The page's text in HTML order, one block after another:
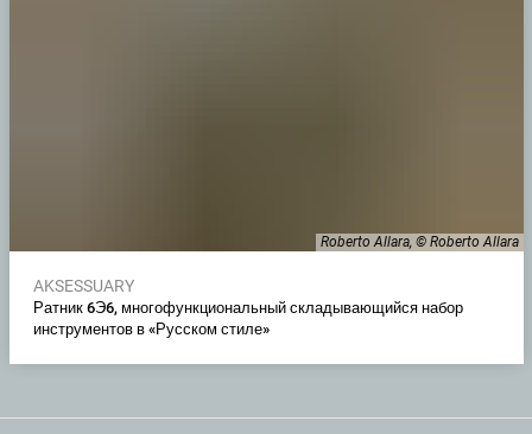
Roberto Allara, © Roberto Allara
AKSESSUARY
Ратник 6Э6, многофункциональный складывающийся набор
инструментов в «Русском стиле»